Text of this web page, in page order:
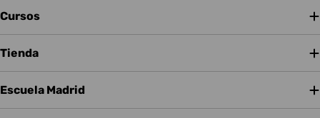
Cursos
Tienda
Escuela Madrid